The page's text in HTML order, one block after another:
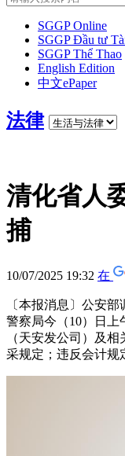
SGGP Online
SGGP Đầu tư
SGGP Thể Thao
English Edition
中文ePaper
法律
清化省人
捕
10/07/2025 19:32 在
〔本报消息〕公安
警察局今（10）日上
（天安发公司）及
采规定；违反会计规